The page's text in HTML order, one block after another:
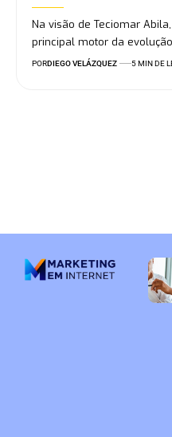
Na visão de Teciomar
principal motor da
PORDIEGO VELÁZQUEZ 5 MIN DE